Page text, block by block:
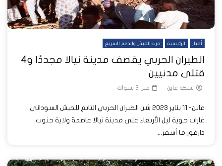
أخبار الرئيسية حرب الجيش والدعم السريع
الطيران الحربي يقصف مدينة نيالا مجددًا و4
قتلى مدنيين
شبكة عاين قبل 3 سنوات
عاين- 11 يناير 2023 شن الطيران الحربي التابع للجيش السوداني
غارات جوية ليل الأربعاء على مدينة نيالا عاصمة ولاية جنوب
دارفور ما أسفر...